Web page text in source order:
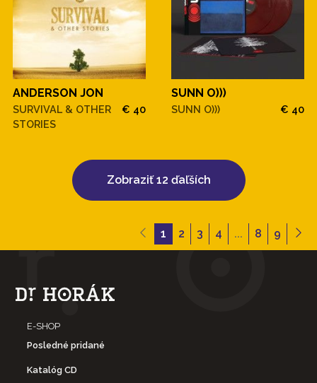
ANDERSON JON
SURVIVAL & OTHER
STORIES
€ 40
SUNN O)))
SUNN O))) € 40
Zobraziť 12 ďaľších
1 2 3 4 ... 8 9
E-SHOP
Posledné pridané
Katalóg CD